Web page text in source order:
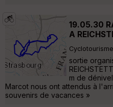
19.05.30
A
Cyclotourisme
sortie
m de
Marcot nous ont attendus à
souvenirs de vacances »